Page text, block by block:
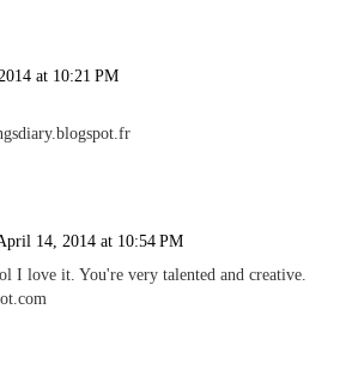
at 10:21 PM
14, 2014 at 10:54 PM
I love it. You're very talented and creative.